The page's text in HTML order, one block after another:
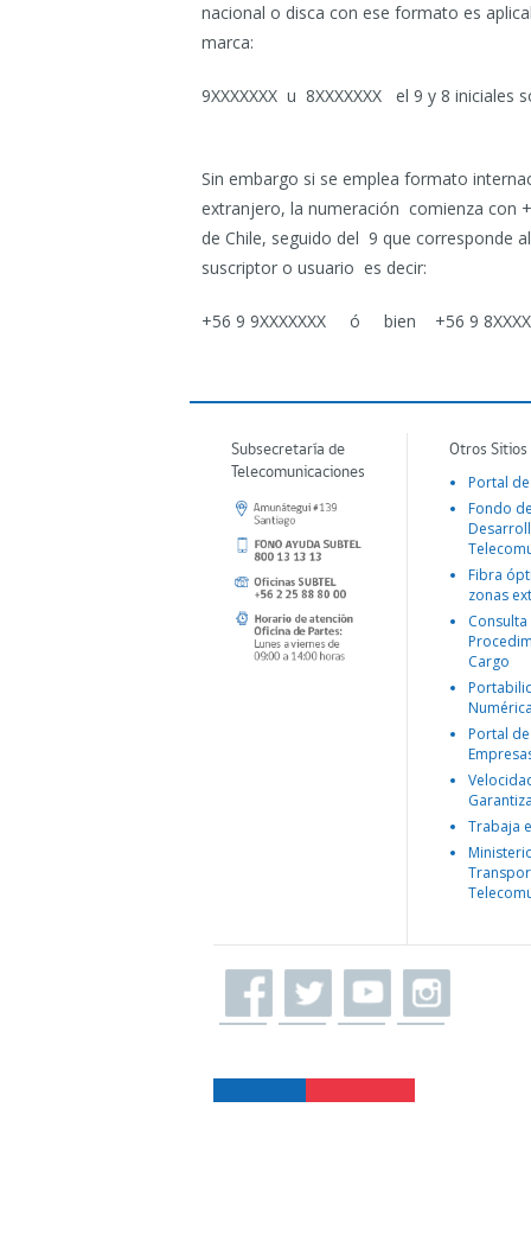
nacional o disca con ese formato es
marca:
9XXXXXXX u 8XXXXXXX el 9 y 8
Sin embargo si se emplea formato
extranjero, la numeración comienza con
de Chile, seguido del 9 que corresponde
suscriptor o usuario es decir:
+56 9 9XXXXXXX ó bien +56 9
Subsecretaría de
Telecomunicaciones
Otros
Portal
Fondo
Fibra
zonas
Consulta
Cargo
Portal
Trabaja